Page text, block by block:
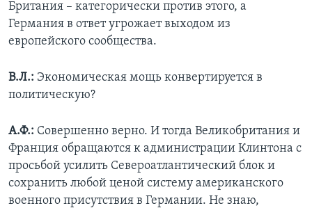
Британия – категорически против этого, а
Германия в ответ угрожает выходом из
европейского сообщества.
В.Л.: Экономическая мощь конвертируется в
политическую?
А.Ф.: Совершенно верно. И тогда Великобритания и
Франция обращаются к администрации Клинтона с
просьбой усилить Североатлантический блок и
сохранить любой ценой систему американского
военного присутствия в Германии. Не знаю,